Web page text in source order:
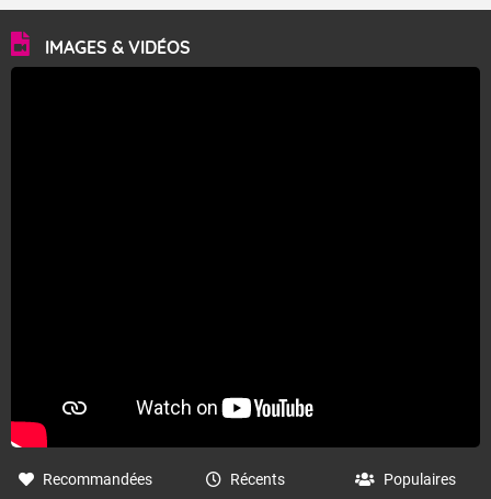
IMAGES & VIDÉOS
Recommandées Récents Populaires